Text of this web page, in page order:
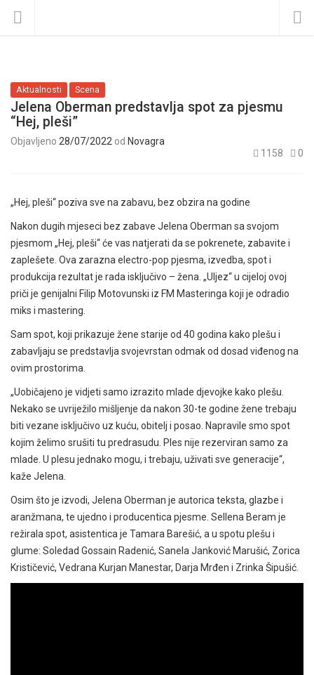
Aktualnosti Scena
Jelena Oberman predstavlja spot za pjesmu
“Hej, pleši”
Objavljeno 28/07/2022 od Novagra
1158
0
„Hej, pleši“ poziva sve na zabavu, bez obzira na godine
Nakon dugih mjeseci bez zabave Jelena Oberman sa svojom
pjesmom „Hej, pleši“ će vas natjerati da se pokrenete, zabavite i
zaplešete. Ova zarazna electro-pop pjesma, izvedba, spot i
produkcija rezultat je rada isključivo – žena. „Uljez“ u cijeloj ovoj
priči je genijalni Filip Motovunski iz FM Masteringa koji je odradio
miks i mastering.
Sam spot, koji prikazuje žene starije od 40 godina kako plešu i
zabavljaju se predstavlja svojevrstan odmak od dosad viđenog na
ovim prostorima.
„Uobičajeno je vidjeti samo izrazito mlade djevojke kako plešu.
Nekako se uvriježilo mišljenje da nakon 30-te godine žene trebaju
biti vezane isključivo uz kuću, obitelj i posao. Napravile smo spot
kojim želimo srušiti tu predrasudu. Ples nije rezerviran samo za
mlade. U plesu jednako mogu, i trebaju, uživati sve generacije“,
kaže Jelena.
Osim što je izvodi, Jelena Oberman je autorica teksta, glazbe i
aranžmana, te ujedno i producentica pjesme. Sellena Beram je
režirala spot, asistentica je Tamara Barešić, a u spotu plešu i
glume: Soledad Gossain Radenić, Sanela Janković Marušić, Zorica
Krističević, Vedrana Kurjan Manestar, Darja Mrđen i Zrinka Šipušić.